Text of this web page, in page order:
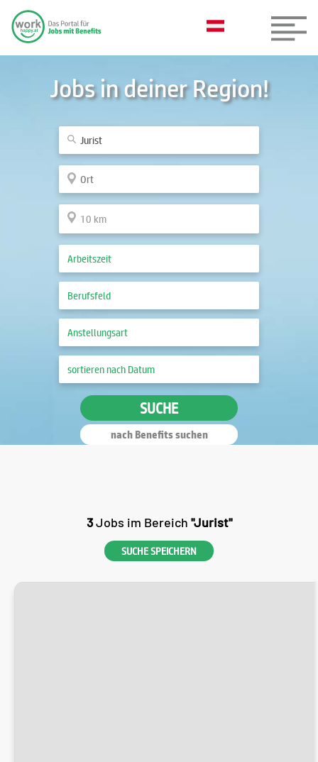
Jobs in deiner Region!
SUCHE
nach Benefits suchen
3Jobs im Bereich "Jurist"
SUCHE SPEICHERN